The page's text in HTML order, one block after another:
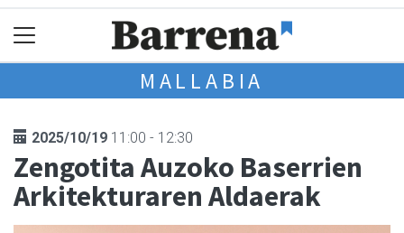
MALLABIA
2025/10/19 11:00 - 12:30
Zengotita Auzoko Baserrien
Arkitekturaren Aldaerak